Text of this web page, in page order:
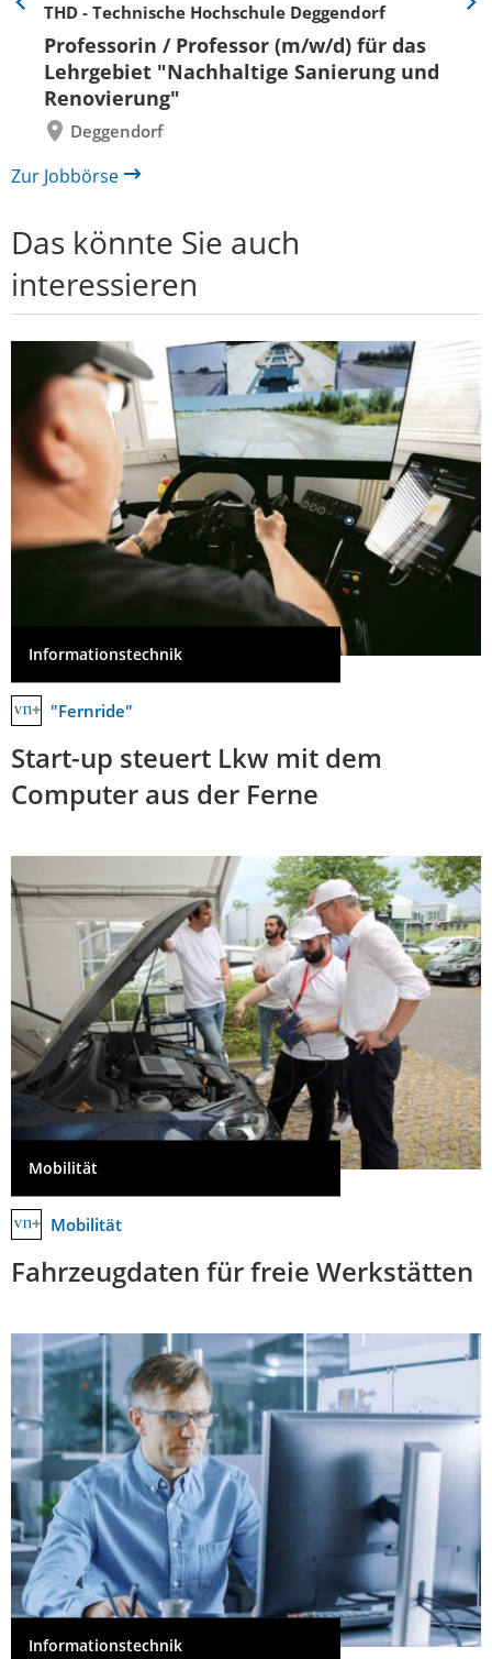
THD - Technische Hochschule Deggendorf
Professorin / Professor (m/w/d) für das
Lehrgebiet "Nachhaltige Sanierung und
Renovierung"
Deggendorf
Eine
zurück
Eine
Zur Jobbörse
Das könnte Sie auch
interessieren
Informationstechnik
"Fernride"
Start-up steuert Lkw mit dem
Computer aus der Ferne
Mobilität
Mobilität
Fahrzeugdaten für freie Werkstätten
Informationstechnik